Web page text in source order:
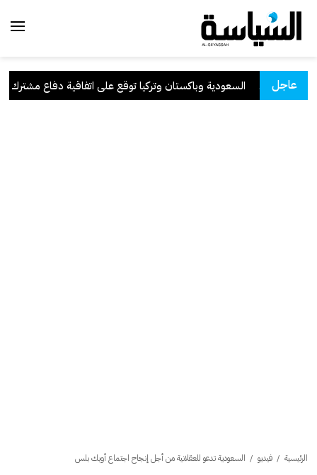
عاجل
هرمز السعودية وباكستان وتركيا توقع على اتفاقية دفاع مشترك
الرئيسية / فيديو / السعودية تدعو للعقلانية من أجل إنجاح اجتماع أوبك بلس